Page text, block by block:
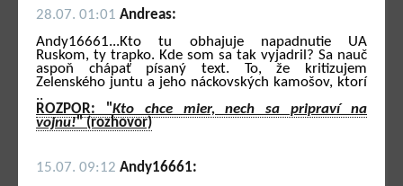
28.07. 01:01 Andreas:
Andy16661...Kto tu obhajuje napadnutie UA
Ruskom, ty trapko. Kde som sa tak vyjadril? Sa nauč
aspoň chápať písaný text. To, že kritizujem
Zelenského juntu a jeho náckovských kamošov, ktorí
..
ROZPOR: "Kto chce mier, nech sa pripraví na
vojnu!" (rozhovor)
15.07. 09:12 Andy16661: